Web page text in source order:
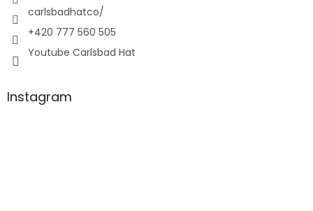
carlsbadhatco/
+420 777 560 505
Youtube Carlsbad Hat
Instagram